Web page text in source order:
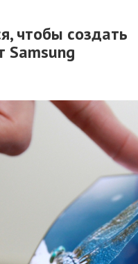
чтобы создать
Samsung